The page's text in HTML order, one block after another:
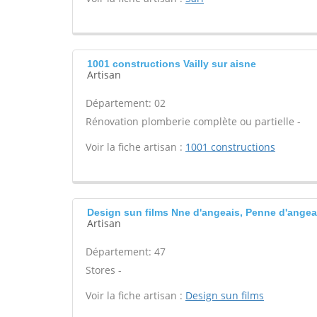
1001 constructions Vailly sur aisne
Artisan
Département: 02
Rénovation plomberie complète ou partielle -
Voir la fiche artisan : 1001 constructions
Design sun films Nne d'angeais, Penne
Artisan
Département: 47
Stores -
Voir la fiche artisan : Design sun films